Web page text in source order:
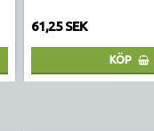
61,25 SEK
KÖP